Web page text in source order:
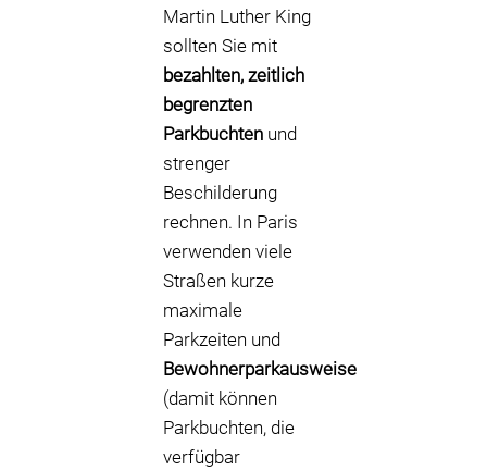
Martin Luther King
sollten Sie mit
bezahlten, zeitlich
begrenzten
Parkbuchten und
strenger
Beschilderung
rechnen. In Paris
verwenden viele
Straßen kurze
maximale
Parkzeiten und
Bewohnerparkausweise
(damit können
Parkbuchten, die
verfügbar